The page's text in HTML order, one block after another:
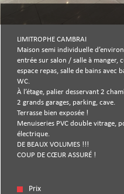
copropriété
Bilan
énergétique
LIMITROPHE CAMBRAI
Maison semi individuelle
entrée sur salon / salle à manger,
espace repas, salle de bains avec
WC.
À l’étage, palier desservant 2
2 grands garages, parking, cave.
Terrasse bien exposée !
Menuiseries PVC double vitrage,
électrique.
DE BEAUX VOLUMES !!!
COUP DE CŒUR ASSURÉ !
Prix